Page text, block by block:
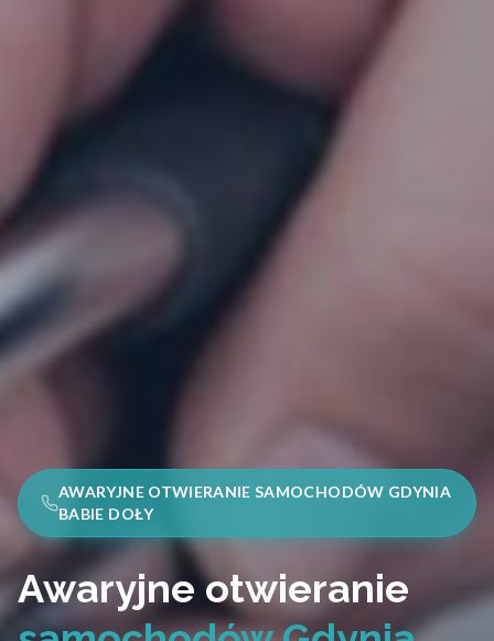
AWARYJNE OTWIERANIE SAMOCHODÓW GDYNIA
BABIE DOŁY
Awaryjne otwieranie